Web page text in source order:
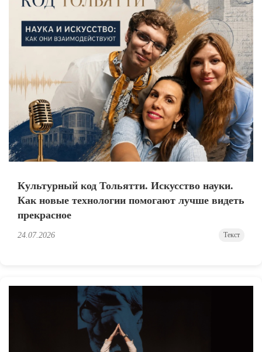
Культурный код Тольятти. Искусство науки.
Как новые технологии помогают лучше видеть
прекрасное
24.07.2026 Текст